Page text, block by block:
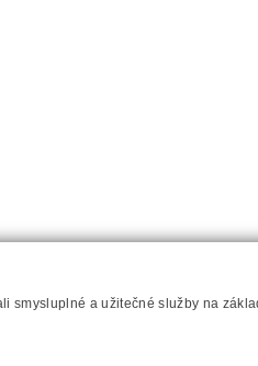
smysluplné a užitečné služby na